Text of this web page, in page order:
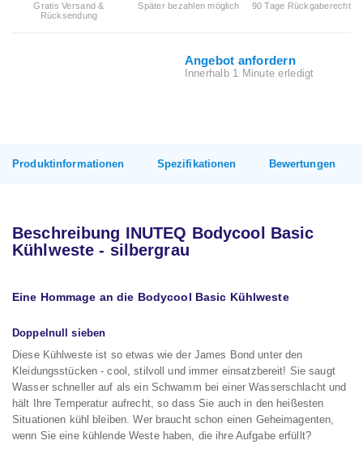
Gratis Versand &
Rücksendung
Später bezahlen möglich 90 Tage Rückgaberecht
Angebot anfordern
Innerhalb 1 Minute erledigt
Produktinformationen Spezifikationen Bewertungen
Beschreibung INUTEQ Bodycool Basic
Kühlweste - silbergrau
Eine Hommage an die Bodycool Basic Kühlweste
Doppelnull sieben
Diese Kühlweste ist so etwas wie der James Bond unter den
Kleidungsstücken - cool, stilvoll und immer einsatzbereit! Sie saugt
Wasser schneller auf als ein Schwamm bei einer Wasserschlacht und
hält Ihre Temperatur aufrecht, so dass Sie auch in den heißesten
Situationen kühl bleiben. Wer braucht schon einen Geheimagenten,
wenn Sie eine kühlende Weste haben, die ihre Aufgabe erfüllt?